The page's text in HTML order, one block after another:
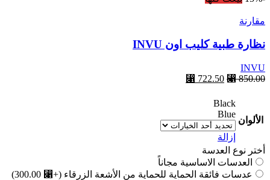
مقارنة
نظارة طبية كليب اون INVU
INVU
⃁850.00
⃁ 722.50
الألوان
Black
Blue
إزالة
أختر نوع العدسة
العدسات الاساسية مجاناً
عدسات فائقة الحماية للحماية من الأشعة الزرقاء (+⃁ 300.00)